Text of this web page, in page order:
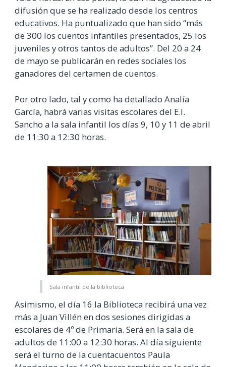
difusión que se ha realizado desde los centros
educativos. Ha puntualizado que han sido “más
de 300 los cuentos infantiles presentados, 25 los
juveniles y otros tantos de adultos”. Del 20 a 24
de mayo se publicarán en redes sociales los
ganadores del certamen de cuentos.
Por otro lado, tal y como ha detallado Analía
García, habrá varias visitas escolares del E.I.
Sancho a la sala infantil los días 9, 10 y 11 de abril
de 11:30 a 12:30 horas.
Sala infantil de la biblioteca
Asimismo, el día 16 la Biblioteca recibirá una vez
más a Juan Villén en dos sesiones dirigidas a
escolares de 4º de Primaria. Será en la sala de
adultos de 11:00 a 12:30 horas. Al día siguiente
será el turno de la cuentacuentos Paula